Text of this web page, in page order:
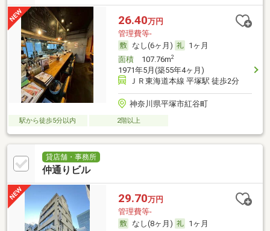
26.40万円
管理費等-
なし(6ヶ月)
1ヶ月
面積107.76m2
1971年5月(築55年4ヶ月)
ＪＲ東海道本線 平塚駅 徒歩2分
神奈川県平塚市紅谷町
駅から徒歩5分以内 2階以上
貸店舗・事務所
仲通りビル
29.70万円
管理費等-
なし(8ヶ月)
1ヶ月